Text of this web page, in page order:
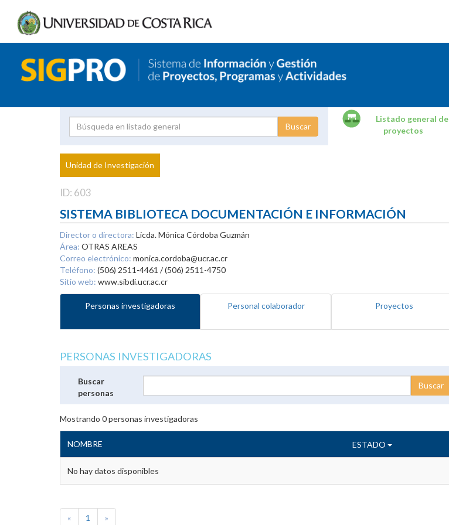
Proyecto
Investigador
Listado general de
proyectos
Unidad de Investigación
ID: 603
SISTEMA BIBLIOTECA DOCUMENTACIÓN E INFORMACIÓN
Director o directora: Licda. Mónica Córdoba Guzmán
Área: OTRAS AREAS
Correo electrónico: monica.cordoba@ucr.ac.cr
Teléfono: (506) 2511-4461 / (506) 2511-4750
Sitio web: www.sibdi.ucr.ac.cr
Personas investigadoras Personal colaborador Proyectos
PERSONAS INVESTIGADORAS
Buscar
personas
Mostrando 0personas investigadoras
NOMBRE ESTADO
No hay datos disponibles
« 1 »